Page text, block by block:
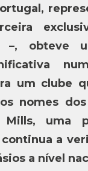
–, obteve
um clube
nomes
Mills, uma
a
a nível